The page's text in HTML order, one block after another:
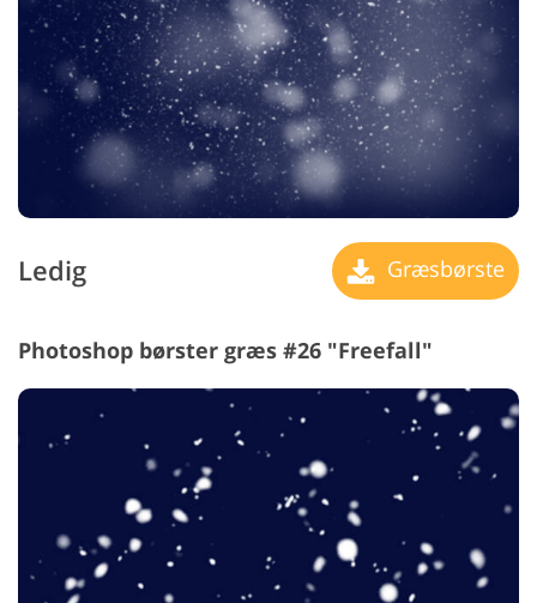
Ledig Græsbørste
Photoshop børster græs #26 "Freefall"